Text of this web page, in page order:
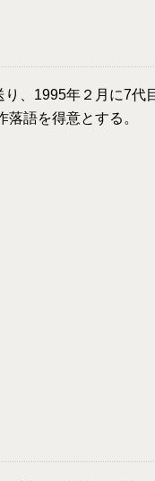
、1995年２月に7代
語を得意とする。